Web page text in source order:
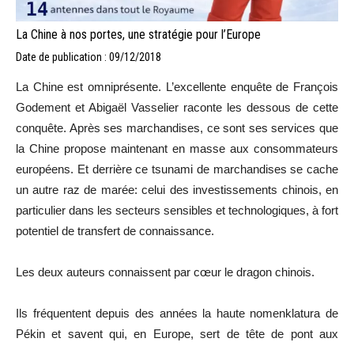
La Chine à nos portes, une stratégie pour l’Europe
Date de publication : 09/12/2018
La Chine est omniprésente. L’excellente enquête de François
Godement et Abigaël Vasselier raconte les dessous de cette
conquête. Après ses marchandises, ce sont ses services que
la Chine propose maintenant en masse aux consommateurs
européens. Et derrière ce tsunami de marchandises se cache
un autre raz de marée: celui des investissements chinois, en
particulier dans les secteurs sensibles et technologiques, à fort
potentiel de transfert de connaissance.
Les deux auteurs connaissent par cœur le dragon chinois.
Ils fréquentent depuis des années la haute nomenklatura de
Pékin et savent qui, en Europe, sert de tête de pont aux